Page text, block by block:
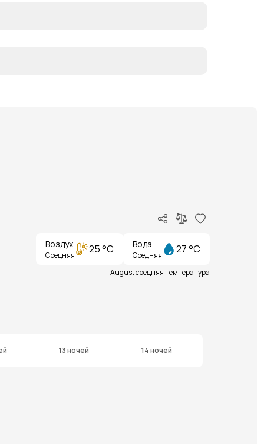
Воздух
Средняя 25 °C Вода
Средняя 27 °C
August средняя температура
13 ночей 14 ночей